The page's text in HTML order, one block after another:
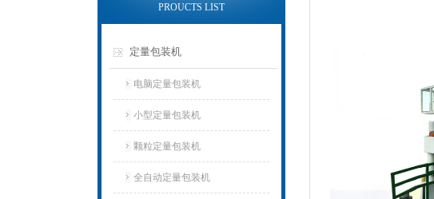
PROUCTS LIST
定量包装机
电脑定量包装机
小型定量包装机
颗粒定量包装机
全自动定量包装机